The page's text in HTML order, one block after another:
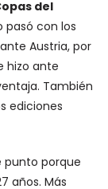
del
pasó con los
Austria, por
hizo ante
También
ediciones
punto porque
años. Más